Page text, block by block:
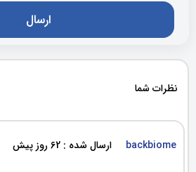
نظرات شما
backbiome ارسال شده : 62 روز پیش